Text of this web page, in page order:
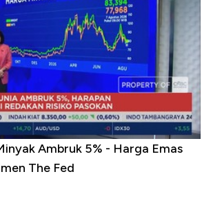
Ambruk 5% - Harga Emas
The Fed